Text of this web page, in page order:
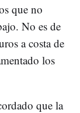
que no
No es de
a costa de
los
que la